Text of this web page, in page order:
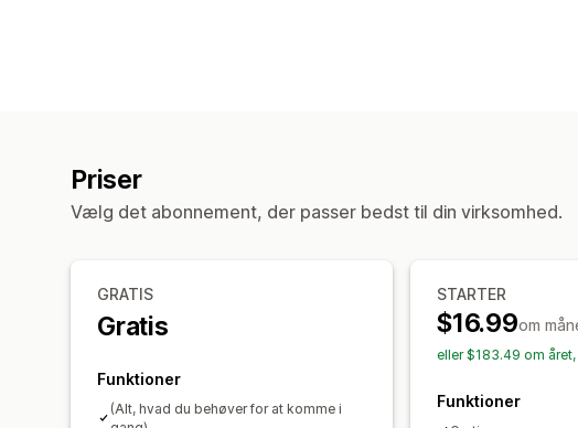
Priser
Vælg det abonnement, der passer bedst til din virksomhed.
GRATIS
Gratis
Funktioner
(Alt, hvad du behøver for at komme i
STARTER
$16.99om
eller $183.49 om
Funktioner